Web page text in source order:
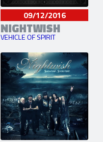
09/12/2016
NIGHTWISH
VEHICLE OF SPIRIT